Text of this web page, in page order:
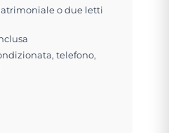
o due letti
telefono,